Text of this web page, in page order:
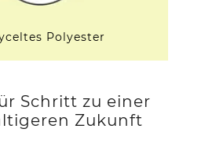
Polyester
Schritt zu einer
Zukunft